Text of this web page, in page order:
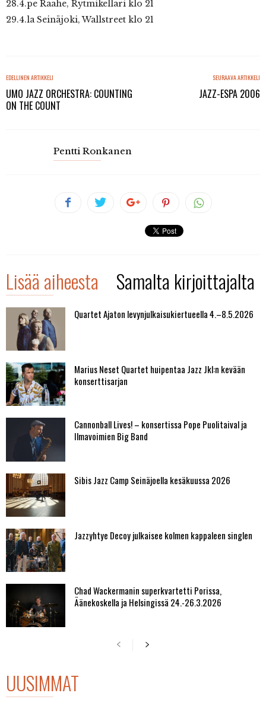
28.4.pe Raahe, Rytmikellari klo 21
29.4.la Seinäjoki, Wallstreet klo 21
EDELLINEN ARTIKKELI
UMO JAZZ ORCHESTRA: COUNTING
ON THE COUNT
SEURAAVA ARTIKKELI
JAZZ-ESPA 2006
Pentti Ronkanen
Lisää aiheesta Samalta kirjoittajalta
Quartet Ajaton levynjulkaisukiertueella 4.–8.5.2026
Marius Neset Quartet huipentaa Jazz Jkl:n kevään
konserttisarjan
Cannonball Lives! – konsertissa Pope Puolitaival ja
Ilmavoimien Big Band
Sibis Jazz Camp Seinäjoella kesäkuussa 2026
Jazzyhtye Decoy julkaisee kolmen kappaleen singlen
Chad Wackermanin superkvartetti Porissa,
Äänekoskella ja Helsingissä 24.-26.3.2026
UUSIMMAT